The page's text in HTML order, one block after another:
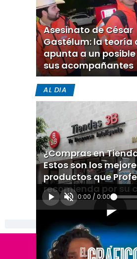
Asesinato de César
Gastélum: la teoría
apunta a un posible
sus acompañantes
AL DIA
¿Compras en
Estos son los
productos que
recomienda por su
0:00 / 0:00
[Publicidad]